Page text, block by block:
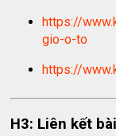
https://
gio-o-to
https://
H3: Liên kết